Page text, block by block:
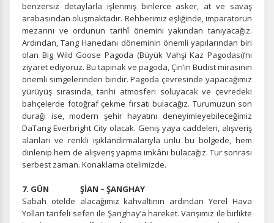
ÇEREZ KULLANIM AYARLARINIZ
Çerez tercihlerinizibelirleyin.
Daha fazla bilgi için KVKK bilgilendirmemizi çerez kullanım ve
gizlilik koşullarınıinceleyebilirsiniz.
Zorunlu Çerezler HER ZAMAN AKTIF
Oturum yönetimi, güvenlik ve temel site işlevleri için
benzersiz detaylarla işlenmiş binlerce asker, at ve savaş
arabasından oluşmaktadır. Rehberimiz eşliğinde, imparatorun
mezarını ve ordunun tarihî önemini yakından tanıyacağız.
Ardından, Tang Hanedanı döneminin önemli yapılarından biri
olan Big Wild Goose Pagoda (Büyük Vahşi Kaz Pagodası)’nı
ziyaret ediyoruz. Bu tapınak ve pagoda, Çin’in Budist mirasının
önemli simgelerinden biridir. Pagoda çevresinde yapacağımız
yürüyüş sırasında, tarihi atmosferi soluyacak ve çevredeki
bahçelerde fotoğraf çekme fırsatı bulacağız. Turumuzun son
durağı ise, modern şehir hayatını deneyimleyebileceğimiz
DaTang Everbright City olacak. Geniş yaya caddeleri, alışveriş
alanları ve renkli ışıklandırmalarıyla ünlü bu bölgede, hem
dinlenip hem de alışveriş yapma imkânı bulacağız. Tur sonrası
serbest zaman. Konaklama otelimizde.
7. GÜN ŞİAN – ŞANGHAY
Sabah otelde alacağımız kahvaltının ardından Yerel Hava
Yolları tarifeli seferi ile Şanghay’a hareket. Varışımız ile birlikte